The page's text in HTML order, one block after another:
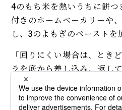
4のもち米を熱いうちに餅
付きのホームベーカリーや
し、3のよもぎのペーストを
「回りにくい場合は、とき
ラを底から差し込み、返し
▼関連記事をチェック！
餅つき機を使わず、つきた